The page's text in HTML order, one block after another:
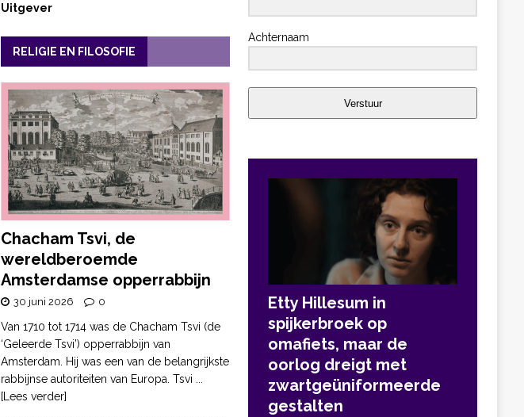
Uitgever
RELIGIE EN FILOSOFIE
Chacham Tsvi, de
wereldberoemde
Amsterdamse opperrabbijn
30 juni 2026 0
Van 1710 tot 1714 was de Chacham Tsvi (de
‘Geleerde Tsvi’) opperrabbijn van
Amsterdam. Hij was een van de belangrijkste
rabbijnse autoriteiten van Europa. Tsvi
[Lees verder]
Achternaam
Verstuur
Etty Hillesum in
spijkerbroek op
omafiets, maar de
oorlog dreigt met
zwartgeüniformeerde
gestalten